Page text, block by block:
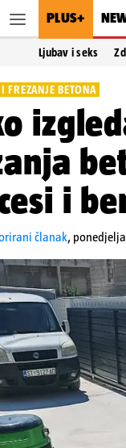
PLUS+
Ljubav i seks
FREZANJE BETONA
i
članak,